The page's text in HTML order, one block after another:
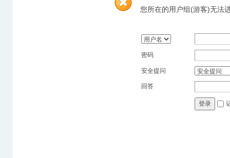
您所在的用户组(游客)无法
密码
安全提问
回答
登录